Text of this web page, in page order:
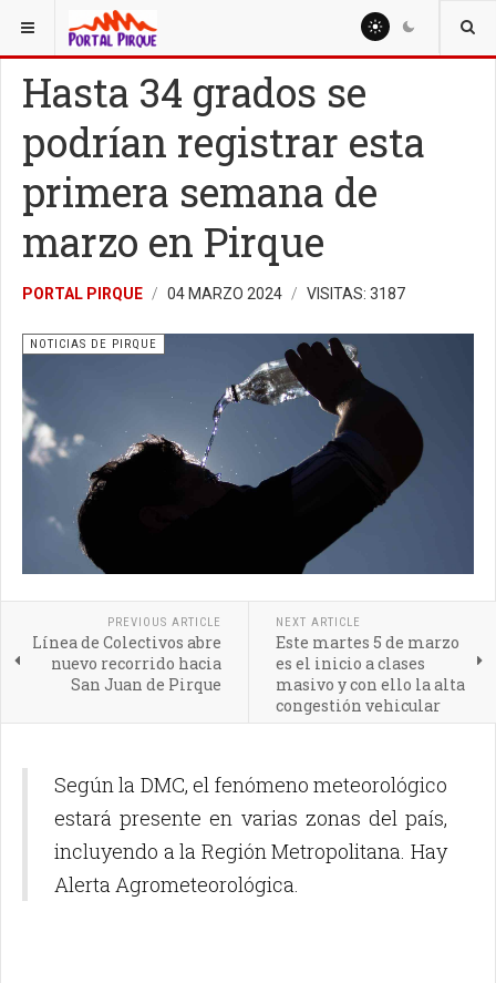
ESTÁ AQUÍ: NOTICIAS
Hasta 34 grados se
podrían registrar esta
primera semana de
marzo en Pirque
PORTAL PIRQUE 04 MARZO 2024 VISITAS: 3187
NOTICIAS DE PIRQUE
PREVIOUS ARTICLE
Línea de Colectivos abre
nuevo recorrido hacia
San Juan de Pirque
NEXT ARTICLE
Este martes 5 de marzo
es el inicio a clases
masivo y con ello la alta
congestión vehicular
Según la DMC, el fenómeno meteorológico
estará presente en varias zonas del país,
incluyendo a la Región Metropolitana. Hay
Alerta Agrometeorológica.